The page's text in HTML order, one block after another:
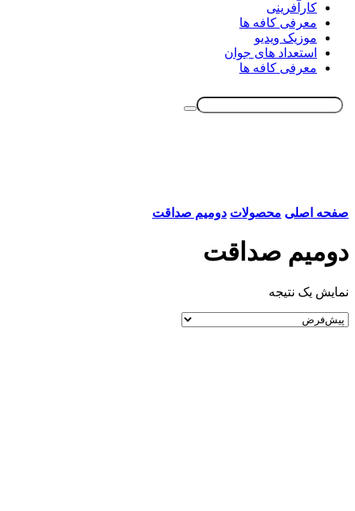
کارآفرینی
معرفی کافه ها
موزیک ویدیو
استعداد های جوان
معرفی کافه ها
صفحه اصلی محصولات دومیم صداقت
دومیم صداقت
نمایش یک نتیجه